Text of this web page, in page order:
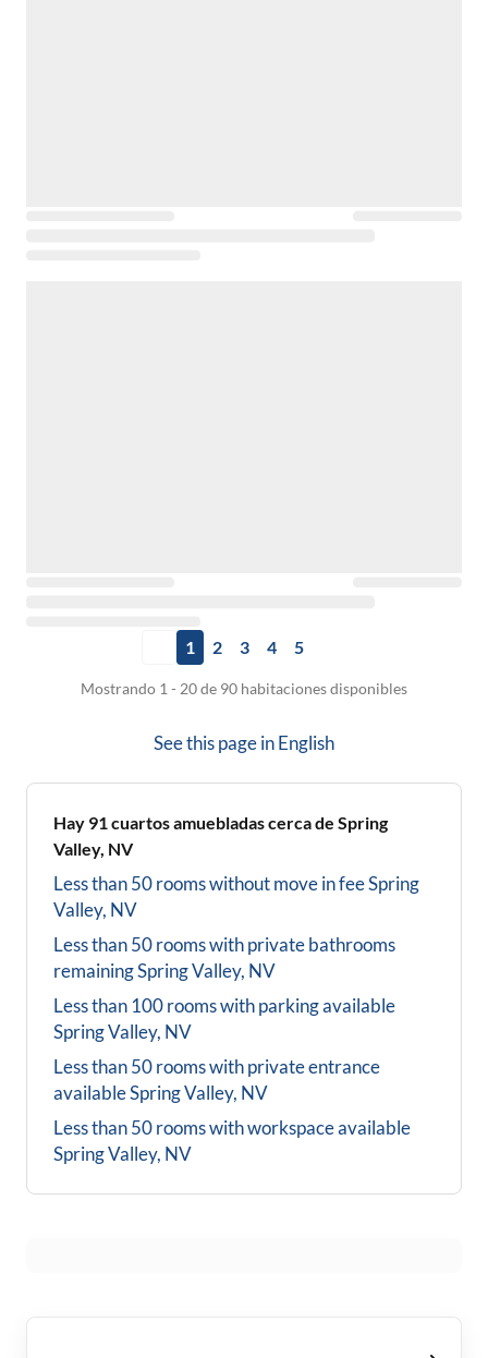
1 2 3 4 5
Mostrando 1 - 20 de 90 habitaciones disponibles
See this page inEnglish
Hay 91cuartos amuebladas cerca de Spring
Valley, NV
Less than 50 rooms without move in feeSpring
Valley, NV
Less than 50 rooms with private bathrooms
remainingSpring Valley, NV
Less than 100 rooms with parking available
Spring Valley, NV
Less than 50 rooms with private entrance
availableSpring Valley, NV
Less than 50 rooms with workspace available
Spring Valley, NV